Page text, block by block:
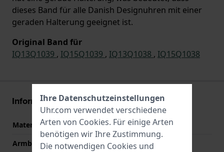
dieses Band für alle Danish Designuhren mit einer
geraden Halterung geeignet ist.
Original Band für
IQ13Q1039 , IQ15Q1039 , IQ13Q1038 , IQ15Q1038
Informationen zum Armband
Material des Armbands
Leder
Armbandbreite
22 mm
Ihre Datenschutzeinstellungen
Uhr.com verwendet verschiedene
Arten von Cookies. Für einige Arten
benötigen wir Ihre Zustimmung.
Die notwendigen Cookies und